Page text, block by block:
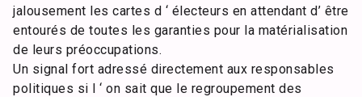
jalousement les cartes d ‘ électeurs en attendant d’ être
entourés de toutes les garanties pour la matérialisation
de leurs préoccupations.
Un signal fort adressé directement aux responsables
politiques si l ‘ on sait que le regroupement des